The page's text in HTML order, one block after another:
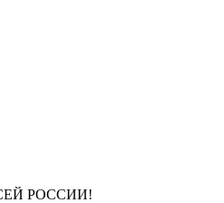
РОССИИ!